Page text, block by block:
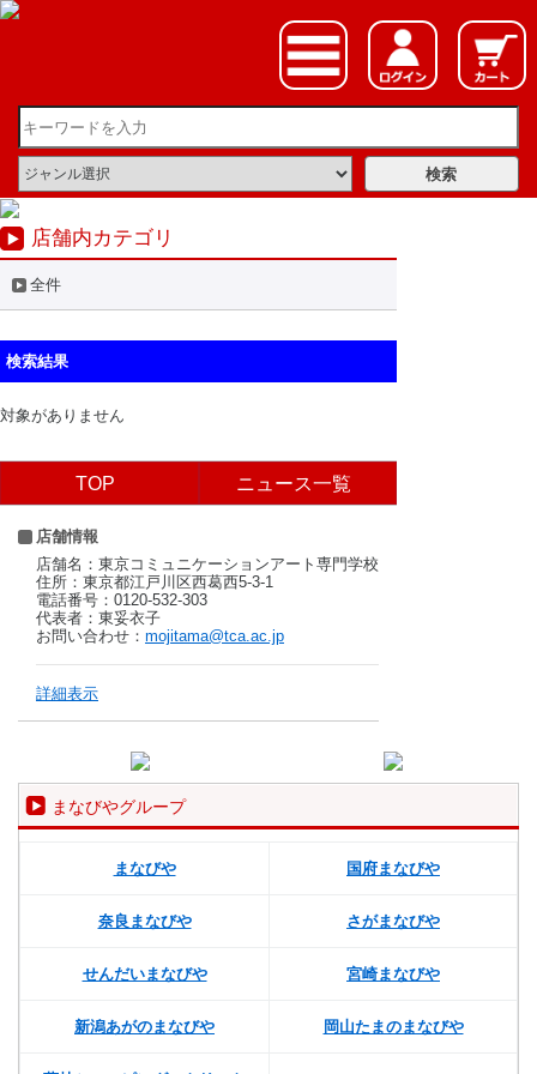
店舗内カテゴリ
全件
検索結果
対象がありません
TOP ニュース一覧
店舗情報
店舗名：東京コミュニケーションアート専門学校
住所：東京都江戸川区西葛西5-3-1
電話番号：0120-532-303
代表者：東妥衣子
お問い合わせ： mojitama@tca.ac.jp
詳細表示
まなびやグループ
まなびや 国府まなびや
奈良まなびや さがまなびや
せんだいまなびや 宮崎まなびや
新潟あがのまなびや 岡山たまのまなびや